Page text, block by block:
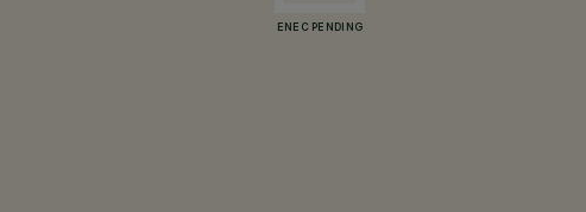
ENEC PENDING